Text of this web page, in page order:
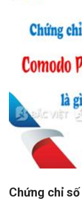
Chứng chỉ